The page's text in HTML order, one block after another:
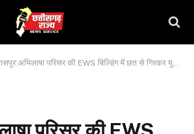
परिसर की EWS बिल्डिंग में छत से गिरकर युवक की मौत, युवती गंभीर—प्रेम प्रसंग की आशंका